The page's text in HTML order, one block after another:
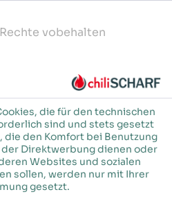
vobehalten
die für den technischen
sind und stets gesetzt
die den Komfort bei Benutzung
Direktwerbung dienen oder
Websites und sozialen
sollen, werden nur mit Ihrer
gesetzt.